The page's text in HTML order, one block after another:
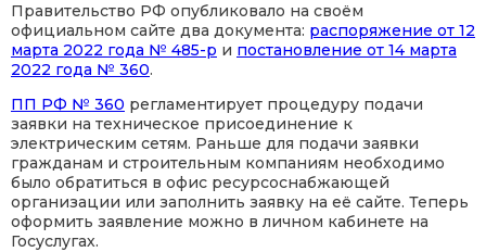
ВЕРСИЯ
ДЛЯ СЛАБОВИДЯЩИХ
Правительство РФ опубликовало на своём
официальном сайте два документа: распоряжение от 12
марта 2022 года № 485-р и постановление от 14 марта
2022 года № 360.
ПП РФ № 360 регламентирует процедуру подачи
заявки на техническое присоединение к
электрическим сетям. Раньше для подачи заявки
гражданам и строительным компаниям необходимо
было обратиться в офис ресурсоснабжающей
организации или заполнить заявку на её сайте. Теперь
оформить заявление можно в личном кабинете на
Госуслугах.